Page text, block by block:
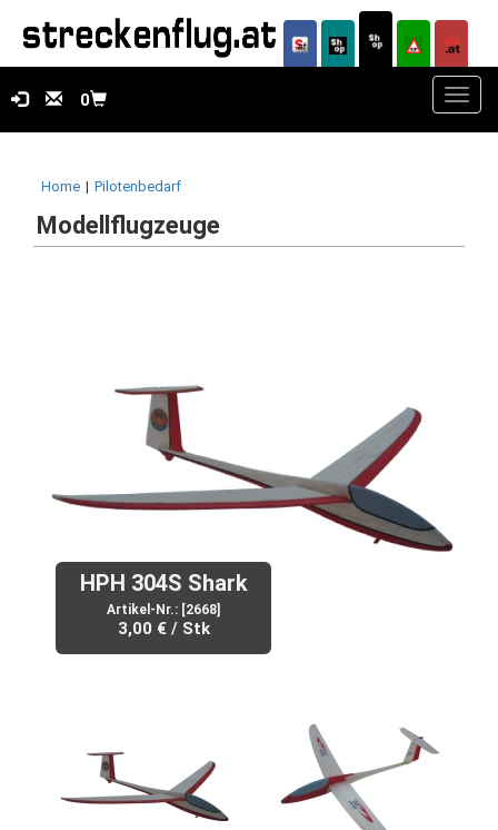
0
Home | Pilotenbedarf
Modellflugzeuge
HPH 304S Shark
Artikel-Nr.: [2668]
3,00 € / Stk